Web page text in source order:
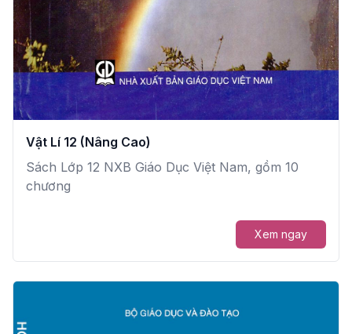
Vật Lí 12 (Nâng Cao)
Sách Lớp 12 NXB Giáo Dục Việt Nam, gồm 10
chương
Xem ngay